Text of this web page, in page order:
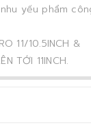
yếu phẩm
11/10.5INCH &
TỚI 11INCH.